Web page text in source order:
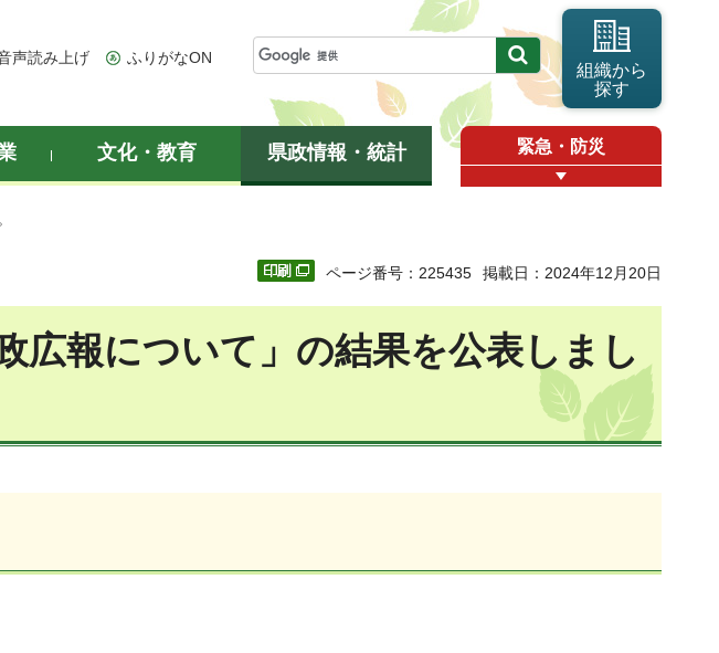
声読み上げ ふりがなON
組織から
探す
文化・教育 県政情報・統計 緊急・防災
ページ番号：225435 掲載日：2024年12月20日
広報について」の結果を公表しまし